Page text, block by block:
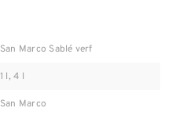
San Marco Sablé verf
1 l, 4 l
San Marco